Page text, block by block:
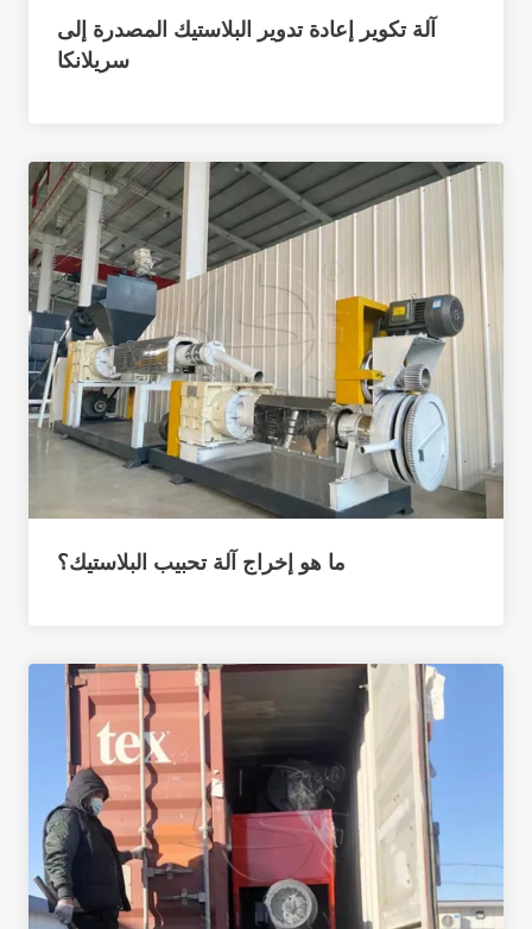
آلة تكوير إعادة تدوير البلاستيك المصدرة إلى
سريلانكا
ما هو إخراج آلة تحبيب البلاستيك؟